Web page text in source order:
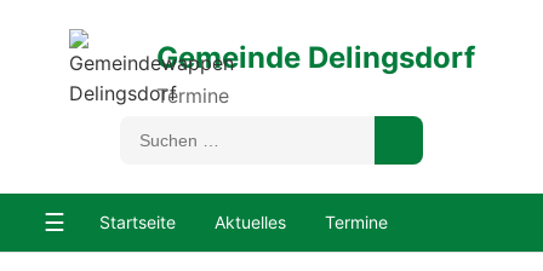
Gemeinde Delingsdorf
Termine
☰ Startseite Aktuelles Termine